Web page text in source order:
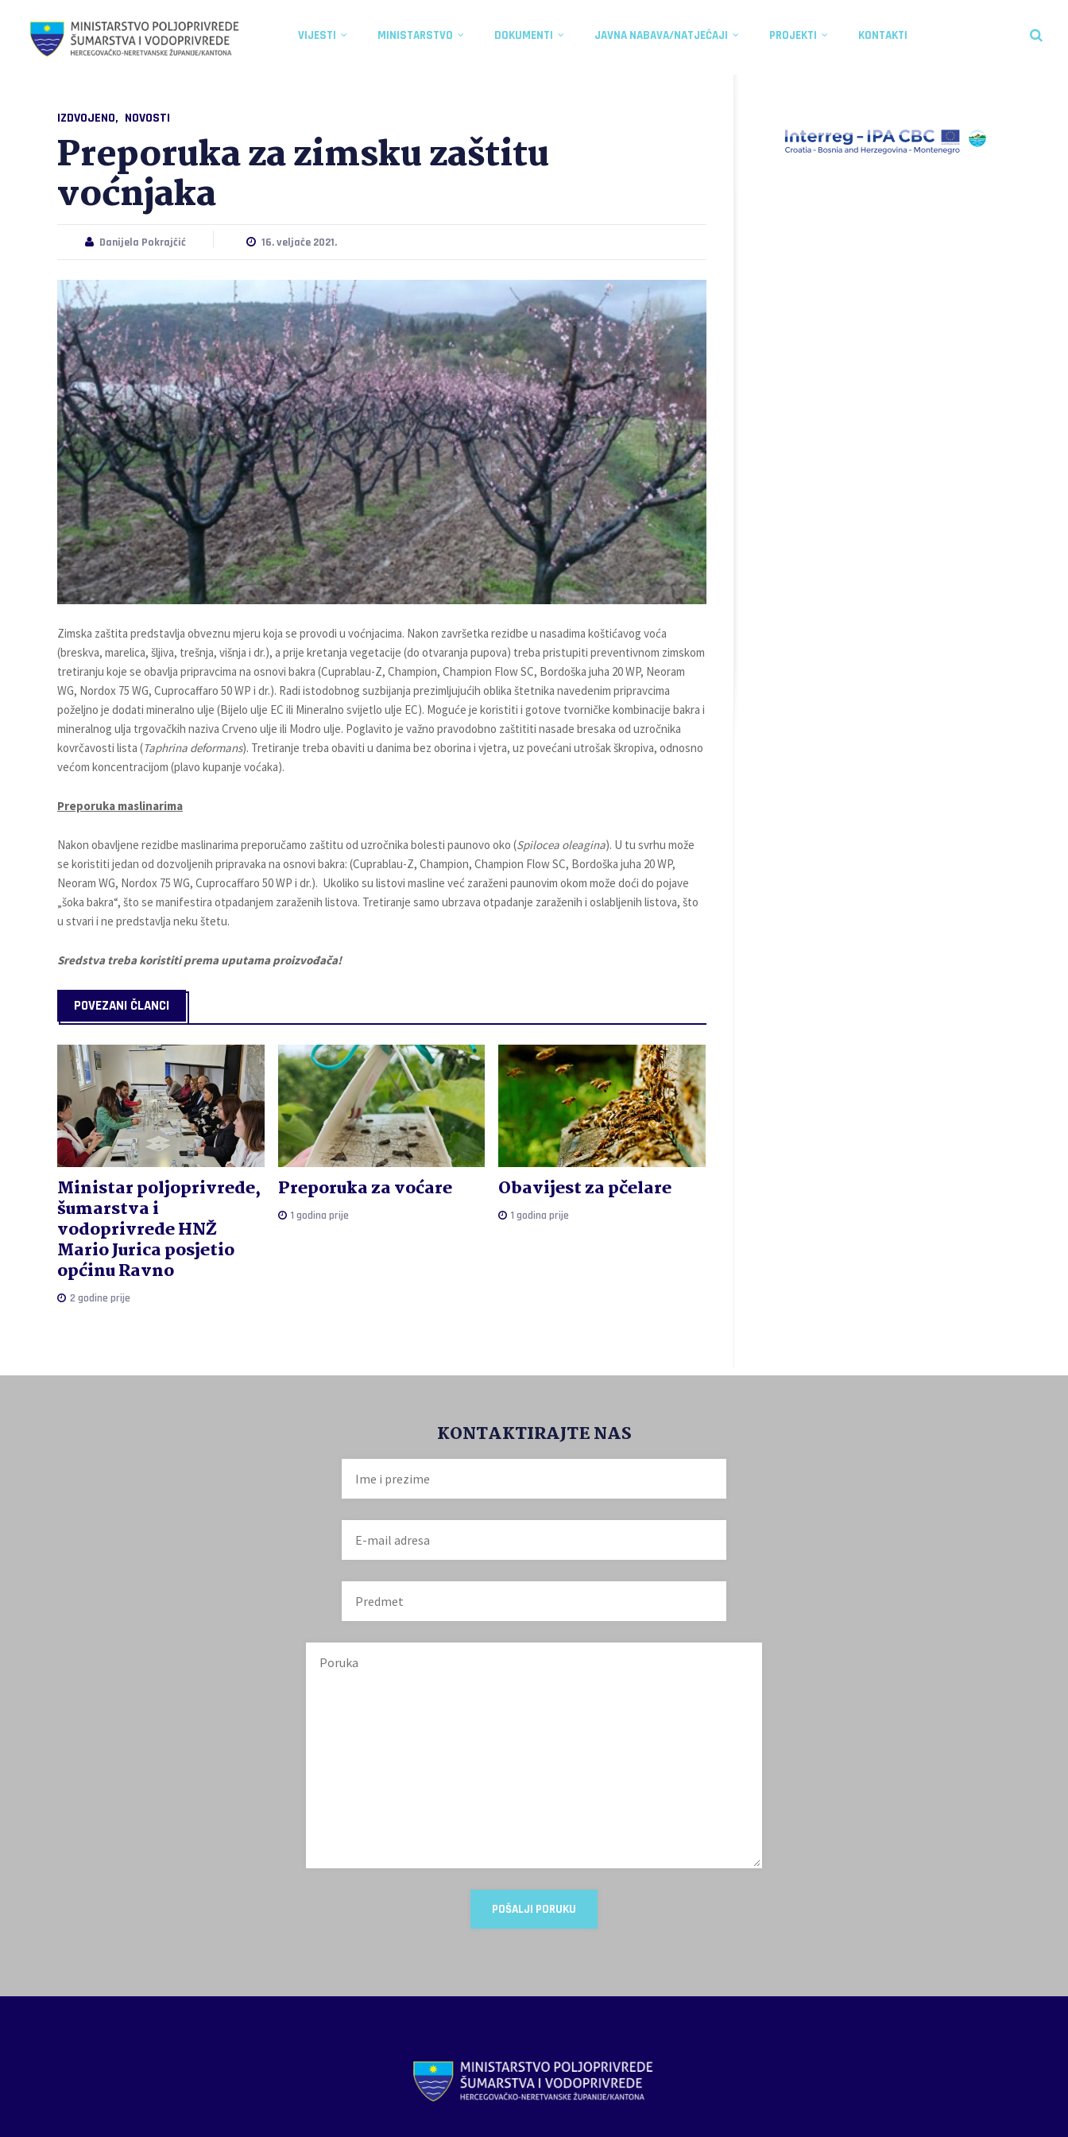
VIJESTI MINISTARSTVO DOKUMENTI JAVNA NABAVA/NATJEČAJI PROJEKTI KONTAKTI
IZDVOJENO NOVOSTI
Preporuka za zimsku zaštitu
voćnjaka
Danijela Pokrajčić 16. veljače 2021.
Zimska zaštita predstavlja obveznu mjeru koja se provodi u voćnjacima. Nakon završetka rezidbe u nasadima koštićavog voća
(breskva, marelica, šljiva, trešnja, višnja i dr.), a prije kretanja vegetacije (do otvaranja pupova) treba pristupiti preventivnom zimskom
tretiranju koje se obavlja pripravcima na osnovi bakra (Cuprablau-Z, Champion, Champion Flow SC, Bordoška juha 20 WP, Neoram
WG, Nordox 75 WG, Cuprocaffaro 50 WP i dr.). Radi istodobnog suzbijanja prezimljujućih oblika štetnika navedenim pripravcima
poželjno je dodati mineralno ulje (Bijelo ulje EC ili Mineralno svijetlo ulje EC). Moguće je koristiti i gotove tvorničke kombinacije bakra i
mineralnog ulja trgovačkih naziva Crveno ulje ili Modro ulje. Poglavito je važno pravodobno zaštititi nasade bresaka od uzročnika
kovrčavosti lista (Taphrina deformans). Tretiranje treba obaviti u danima bez oborina i vjetra, uz povećani utrošak škropiva, odnosno
većom koncentracijom (plavo kupanje voćaka).
Preporuka maslinarima
Nakon obavljene rezidbe maslinarima preporučamo zaštitu od uzročnika bolesti paunovo oko (Spilocea oleagina). U tu svrhu može
se koristiti jedan od dozvoljenih pripravaka na osnovi bakra: (Cuprablau-Z, Champion, Champion Flow SC, Bordoška juha 20 WP,
Neoram WG, Nordox 75 WG, Cuprocaffaro 50 WP i dr.). Ukoliko su listovi masline već zaraženi paunovim okom može doći do pojave
„šoka bakra“, što se manifestira otpadanjem zaraženih listova. Tretiranje samo ubrzava otpadanje zaraženih i oslabljenih listova, što
u stvari i ne predstavlja neku štetu.
Sredstva treba koristiti prema uputama proizvođača!
POVEZANI ČLANCI
Ministar poljoprivrede,
šumarstva i
vodoprivrede HNŽ
Mario Jurica posjetio
općinu Ravno
2 godine prije
Preporuka za voćare
1 godina prije
Obavijest za pčelare
1 godina prije
KONTAKTIRAJTE NAS